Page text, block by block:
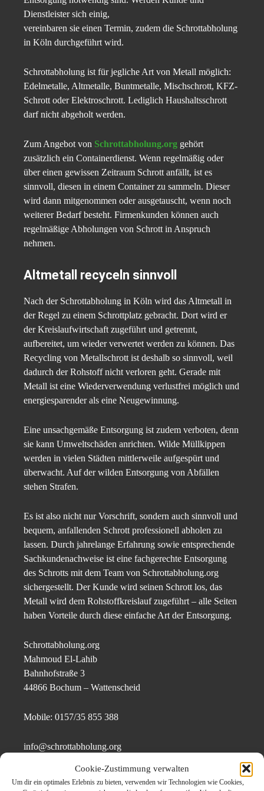
Cookie-Zustimmung verwalten
Um dir ein optimales Erlebnis zu bieten, verwenden wir Technologien wie Cookies,
Dienstleister sich einig,
vereinbaren sie einen Termin, zudem die Schrottabholung
in Köln durchgeführt wird.
Schrottabholung ist für jegliche Art von Metall möglich:
Edelmetalle, Altmetalle, Buntmetalle, Mischschrott, KFZ-
Schrott oder Elektroschrott. Lediglich Haushaltsschrott
darf nicht abgeholt werden.
Zum Angebot von Schrottabholung.org gehört
zusätzlich ein Containerdienst. Wenn regelmäßig oder
über einen gewissen Zeitraum Schrott anfällt, ist es
sinnvoll, diesen in einem Container zu sammeln. Dieser
wird dann mitgenommen oder ausgetauscht, wenn noch
weiterer Bedarf besteht. Firmenkunden können auch
regelmäßige Abholungen von Schrott in Anspruch
nehmen.
Altmetall recyceln sinnvoll
Nach der Schrottabholung in Köln wird das Altmetall in
der Regel zu einem Schrottplatz gebracht. Dort wird er
der Kreislaufwirtschaft zugeführt und getrennt,
aufbereitet, um wieder verwertet werden zu können. Das
Recycling von Metallschrott ist deshalb so sinnvoll, weil
dadurch der Rohstoff nicht verloren geht. Gerade mit
Metall ist eine Wiederverwendung verlustfrei möglich und
energiesparender als eine Neugewinnung.
Eine unsachgemäße Entsorgung ist zudem verboten, denn
sie kann Umweltschäden anrichten. Wilde Müllkippen
werden in vielen Städten mittlerweile aufgespürt und
überwacht. Auf der wilden Entsorgung von Abfällen
stehen Strafen.
Es ist also nicht nur Vorschrift, sondern auch sinnvoll und
bequem, anfallenden Schrott professionell abholen zu
lassen. Durch jahrelange Erfahrung sowie entsprechende
Sachkundenachweise ist eine fachgerechte Entsorgung
des Schrotts mit dem Team von Schrottabholung.org
sichergestellt. Der Kunde wird seinen Schrott los, das
Metall wird dem Rohstoffkreislauf zugeführt – alle Seiten
haben Vorteile durch diese einfache Art der Entsorgung.
Schrottabholung.org
Mahmoud El-Lahib
Bahnhofstraße 3
44866 Bochum – Wattenscheid
Mobile: 0157/35 855 388
info@schrottabholung.org
https://schrottabholung.org/index.html